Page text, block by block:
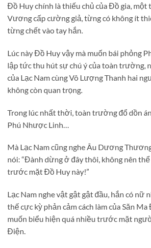
Đồ Huy chính là thiếu chủ của Đồ gia,
Vương cấp cường giả, từng có không ít
từng chết vào tay hắn.
Lúc này Đồ Huy vậy mà muốn bái phỏng
lập tức thu hút sự chú ý của toàn trường,
của Lạc Nam cùng Vô Lượng Thanh hai
không còn quan trọng.
Trong lúc nhất thời, toàn trường đổ dồn
Phú Nhược Linh…
Mà Lạc Nam cũng nghe Âu Dương
nói: “Đành dừng ở đây thôi, không nên
trước mặt Đồ Huy này!”
Lạc Nam nghe vật gật gật đầu, hắn có nữ
thế cực kỳ phản cảm cách làm của Săn
muốn biểu hiện quá nhiều trước mặt
Điện.